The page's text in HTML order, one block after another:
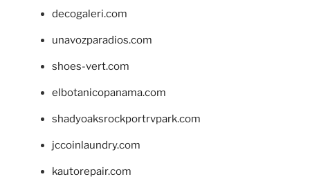
decogaleri.com
unavozparadios.com
shoes-vert.com
elbotanicopanama.com
shadyoaksrockportrvpark.com
jccoinlaundry.com
kautorepair.com